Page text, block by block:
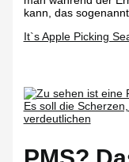
kann, das
It`s Apple Picking